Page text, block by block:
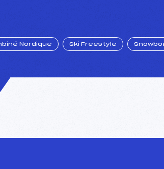
Nordique Ski Freestyle